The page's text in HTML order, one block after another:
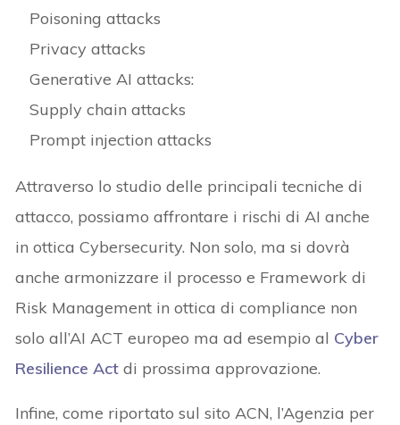
Poisoning attacks
Privacy attacks
Generative AI attacks:
Supply chain attacks
Prompt injection attacks
Attraverso lo studio delle principali tecniche di
attacco, possiamo affrontare i rischi di AI anche
in ottica Cybersecurity. Non solo, ma si dovrà
anche armonizzare il processo e Framework di
Risk Management in ottica di compliance non
solo all’AI ACT europeo ma ad esempio al Cyber
Resilience Act di prossima approvazione.
Infine, come riportato sul sito ACN, l’Agenzia per